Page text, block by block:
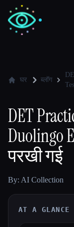
💻डेवलपर्स
🎓विद्यार्थी
ब्लॉग
घर ब्लॉग
DET
Duolingo
परखी गई
By: AI Collection
AT A GLANCE